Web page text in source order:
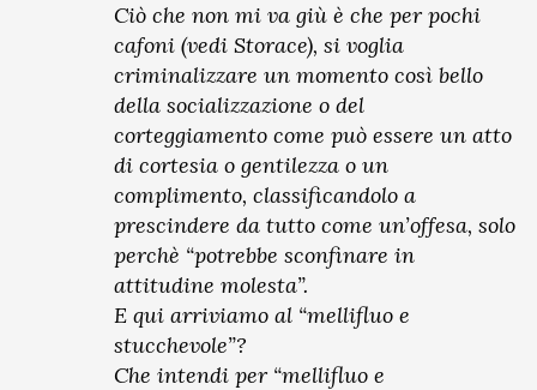
Ciò che non mi va giù è che per pochi
cafoni (vedi Storace), si voglia
criminalizzare un momento così bello
della socializzazione o del
corteggiamento come può essere un atto
di cortesia o gentilezza o un
complimento, classificandolo a
prescindere da tutto come un’offesa, solo
perchè “potrebbe sconfinare in
attitudine molesta”.
E qui arriviamo al “mellifluo e
stucchevole”?
Che intendi per “mellifluo e